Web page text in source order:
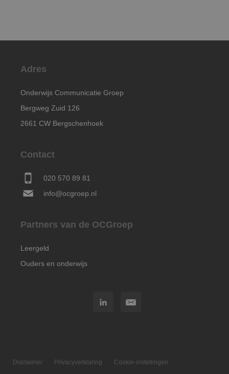
Adres
Onderwijs Communicatie Groep
Bergweg Zuid 126
2661 CW Bergschenhoek
Contact
020 570 89 81
info@ocgroep.nl
Partners van de OCGroep
Leergeld
Ouders en onderwijs
Disclaimer Privacyverklaring Cookie-instellingen